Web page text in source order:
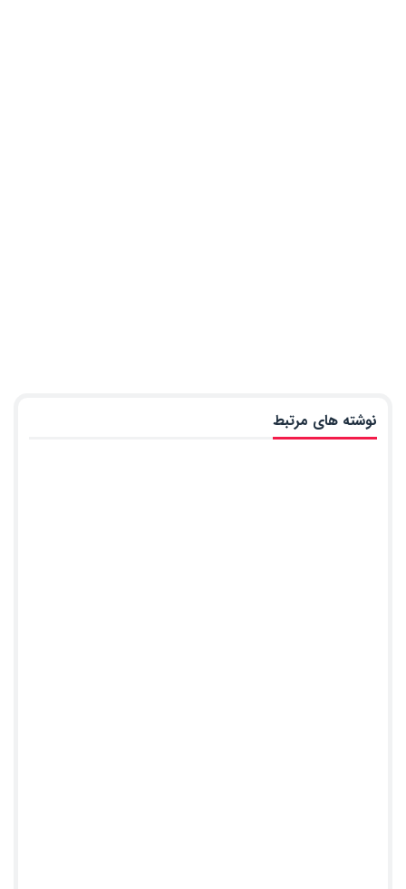
نوشته های مرتبط